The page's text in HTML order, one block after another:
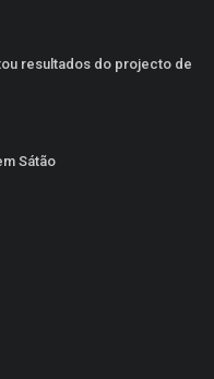
resultados do projecto de
Sátão